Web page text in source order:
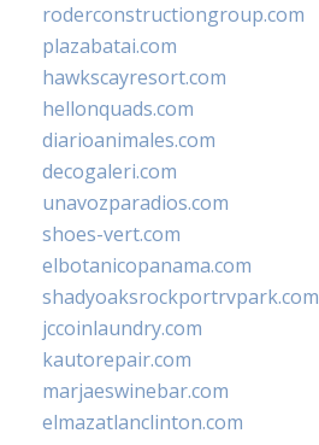
roderconstructiongroup.com
plazabatai.com
hawkscayresort.com
hellonquads.com
diarioanimales.com
decogaleri.com
unavozparadios.com
shoes-vert.com
elbotanicopanama.com
shadyoaksrockportrvpark.com
jccoinlaundry.com
kautorepair.com
marjaeswinebar.com
elmazatlanclinton.com